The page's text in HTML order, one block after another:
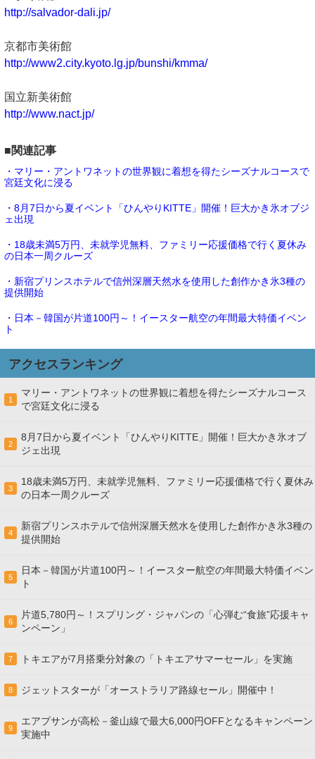
http://salvador-dali.jp/
京都市美術館
http://www2.city.kyoto.lg.jp/bunshi/kmma/
国立新美術館
http://www.nact.jp/
■関連記事
・マリー・アントワネットの世界観に着想を得たシーズナルコースで
宮廷文化に浸る
・8月7日から夏イベント「ひんやりKITTE」開催！巨大かき氷オブジ
ェ出現
・18歳未満5万円、未就学児無料、ファミリー応援価格で行く夏休み
の日本一周クルーズ
・新宿プリンスホテルで信州深層天然水を使用した創作かき氷3種の
提供開始
・日本－韓国が片道100円～！イースター航空の年間最大特価イベン
ト
アクセスランキング
1
マリー・アントワネットの世界観に着想を得たシーズナルコース
で宮廷文化に浸る
2
8月7日から夏イベント「ひんやりKITTE」開催！巨大かき氷オブ
ジェ出現
3
18歳未満5万円、未就学児無料、ファミリー応援価格で行く夏休み
の日本一周クルーズ
4
新宿プリンスホテルで信州深層天然水を使用した創作かき氷3種の
提供開始
5
日本－韓国が片道100円～！イースター航空の年間最大特価イベン
ト
6
片道5,780円～！スプリング・ジャパンの「心弾む“食旅”応援キャ
ンペーン」
7 トキエアが7月搭乗分対象の「トキエアサマーセール」を実施
8 ジェットスターが「オーストラリア路線セール」開催中！
9
エアプサンが高松－釜山線で最大6,000円OFFとなるキャンペーン
実施中